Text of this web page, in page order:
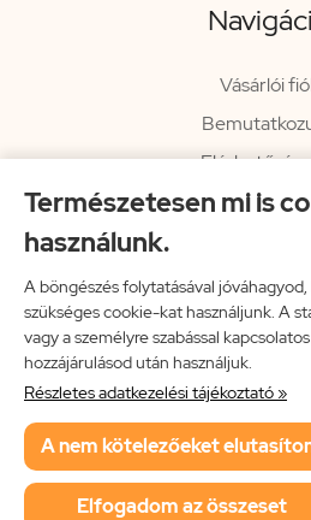
Természetesen mi is
használunk.
A böngészés folytatásával
szükséges cookie-kat használjunk. A
vagy a személyre szabással
hozzájárulásod után használjuk.
Részletes adatkezelési tájékoztató »
A nem kötelezőeket
Elfogadom az összeset
Vásárlói
Hírlevél
Vissza a
Neon Music
ÁSZF
Adatkezelési